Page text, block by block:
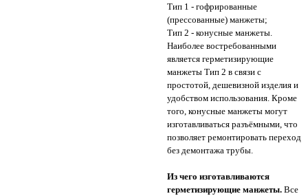
Тип 1 - гофрированные
(прессованные) манжеты;
Тип 2 - конусные манжеты.
Наиболее востребованными
является герметизирующие
манжеты Тип 2 в связи с
простотой, дешевизной изделия и
удобством использования. Кроме
того, конусные манжеты могут
изготавливаться разъёмными, что
позволяет ремонтировать переход
без демонтажа трубы.
Из чего изготавливаются
герметизирующие манжеты. Все